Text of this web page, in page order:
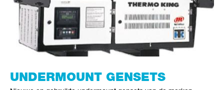
UNDERMOUNT GENSETS